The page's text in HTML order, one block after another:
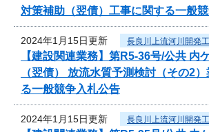
対策補助（翌債）工事に関する一般
2024年1月15日更新 長良川上流河川開発
【建設関連業務】第R5-36号/公共 内
（翌債） 放流水質予測検討（その2
る一般競争入札公告
2024年1月15日更新 長良川上流河川開発